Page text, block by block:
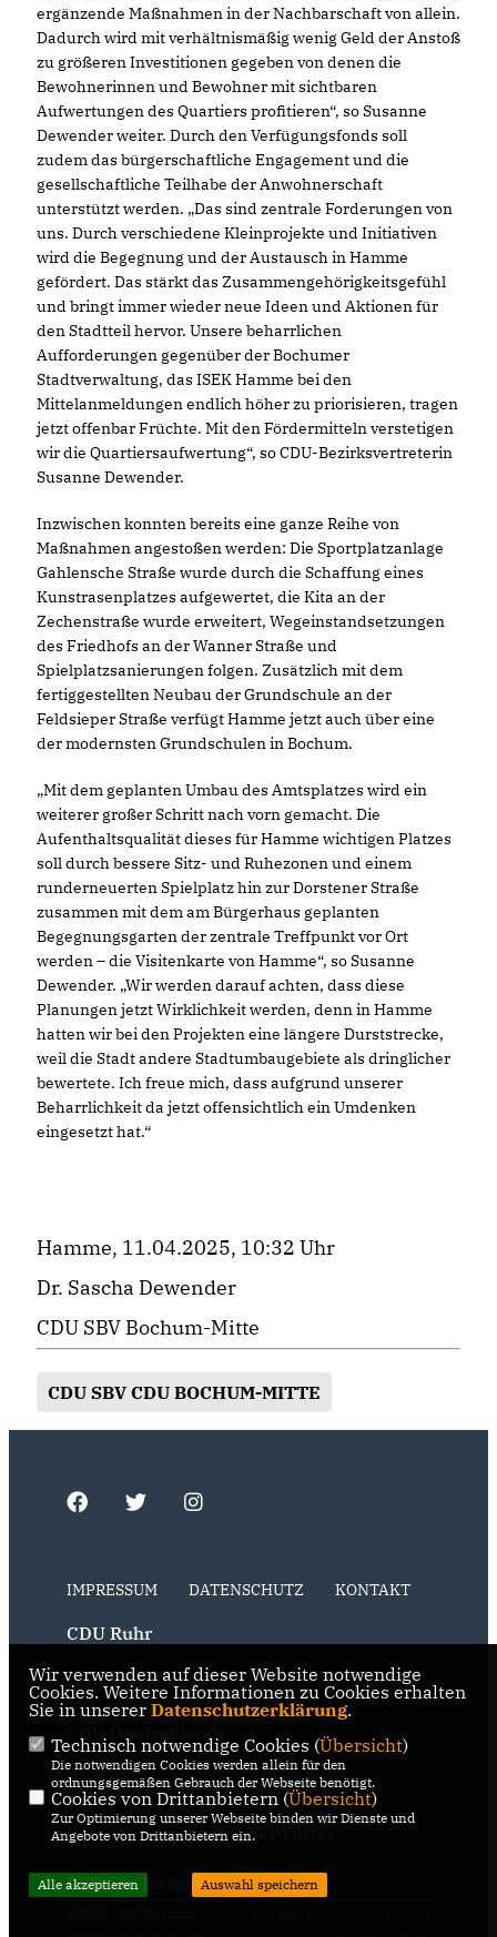
ergänzende Maßnahmen in der Nachbarschaft von allein.
Dadurch wird mit verhältnismäßig wenig Geld der Anstoß
zu größeren Investitionen gegeben von denen die
Bewohnerinnen und Bewohner mit sichtbaren
Aufwertungen des Quartiers profitieren“, so Susanne
Dewender weiter. Durch den Verfügungsfonds soll
zudem das bürgerschaftliche Engagement und die
gesellschaftliche Teilhabe der Anwohnerschaft
unterstützt werden. „Das sind zentrale Forderungen von
uns. Durch verschiedene Kleinprojekte und Initiativen
wird die Begegnung und der Austausch in Hamme
gefördert. Das stärkt das Zusammengehörigkeitsgefühl
und bringt immer wieder neue Ideen und Aktionen für
den Stadtteil hervor. Unsere beharrlichen
Aufforderungen gegenüber der Bochumer
Stadtverwaltung, das ISEK Hamme bei den
Mittelanmeldungen endlich höher zu priorisieren, tragen
jetzt offenbar Früchte. Mit den Fördermitteln verstetigen
wir die Quartiersaufwertung“, so CDU-Bezirksvertreterin
Susanne Dewender.
Inzwischen konnten bereits eine ganze Reihe von
Maßnahmen angestoßen werden: Die Sportplatzanlage
Gahlensche Straße wurde durch die Schaffung eines
Kunstrasenplatzes aufgewertet, die Kita an der
Zechenstraße wurde erweitert, Wegeinstandsetzungen
des Friedhofs an der Wanner Straße und
Spielplatzsanierungen folgen. Zusätzlich mit dem
fertiggestellten Neubau der Grundschule an der
Feldsieper Straße verfügt Hamme jetzt auch über eine
der modernsten Grundschulen in Bochum.
Mit dem geplanten Umbau des Amtsplatzes wird ein
weiterer großer Schritt nach vorn gemacht. Die
Aufenthaltsqualität dieses für Hamme wichtigen Platzes
soll durch bessere Sitz- und Ruhezonen und einem
runderneuerten Spielplatz hin zur Dorstener Straße
zusammen mit dem am Bürgerhaus geplanten
Begegnungsgarten der zentrale Treffpunkt vor Ort
werden – die Visitenkarte von Hamme“, so Susanne
Dewender. „Wir werden darauf achten, dass diese
Planungen jetzt Wirklichkeit werden, denn in Hamme
hatten wir bei den Projekten eine längere Durststrecke,
weil die Stadt andere Stadtumbaugebiete als dringlicher
bewertete. Ich freue mich, dass aufgrund unserer
Beharrlichkeit da jetzt offensichtlich ein Umdenken
eingesetzt hat.“
Hamme, 11.04.2025, 10:32 Uhr
Dr. Sascha Dewender
CDU SBV Bochum-Mitte
CDU SBV CDU BOCHUM-MITTE
IMPRESSUM DATENSCHUTZ KONTAKT
CDU Ruhr
CDU NRW
CDU Deutschlands
RSS der Neuigkeiten der Fraktion
RSS der Neuigkeiten der Partei
RSS der Termine
Wir verwenden auf dieser Website notwendige
Cookies. Weitere Informationen zu Cookies erhalten
Sie in unserer Datenschutzerklärung.
Technisch notwendige Cookies (Übersicht)
Die notwendigen Cookies werden allein für den
ordnungsgemäßen Gebrauch der Webseite benötigt.
Cookies von Drittanbietern (Übersicht)
Zur Optimierung unserer Webseite binden wir Dienste und
Angebote von Drittanbietern ein.
Alle akzeptieren Auswahl speichern